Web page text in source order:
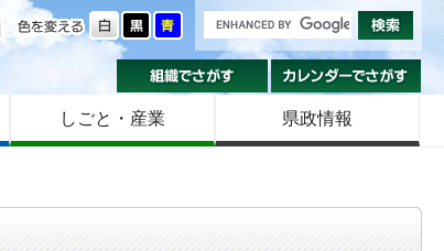
色を変える
組織でさがす
しごと・産業 県政情報